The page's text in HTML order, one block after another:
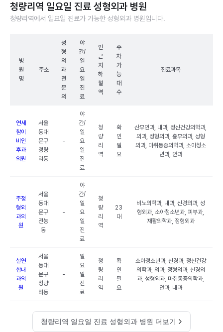
청량리역 일요일 진료 성형외과 병원
청량리역에서 일요일 진료가 가능한 성형외과 병원입니다.
병
원
명
주소
성
형
외
과
전
문
의
야
간/
일
요
일
진
료
인
근
지
하
철
역
주
차
가
능
대
수
진료과목
연세
참이
비인
후과
의원
서울
동대
문구
청량
리동
-
야
간/
일
요
일
진
료
청
량
리
역
확
인
필
요
산부인과, 내과, 정신건강의학과,
외과, 정형외과, 흉부외과, 성형
외과, 마취통증의학과, 소아청소
년과, 안과
주정
형외
과의
원
서울
동대
문구
전농
동
-
야
간/
일
요
일
진
료
청
량
리
역
23
대
비뇨의학과, 내과, 신경외과, 성
형외과, 소아청소년과, 피부과,
재활의학과, 정형외과
설연
합내
과의
원
서울
동대
문구
청량
리동
-
일
요
일
진
료
청
량
리
역
확
인
필
요
소아청소년과, 신경과, 정신건강
의학과, 외과, 정형외과, 신경외
과, 성형외과, 마취통증의학과,
안과, 내과
청량리역 일요일 진료 성형외과 병원 더보기